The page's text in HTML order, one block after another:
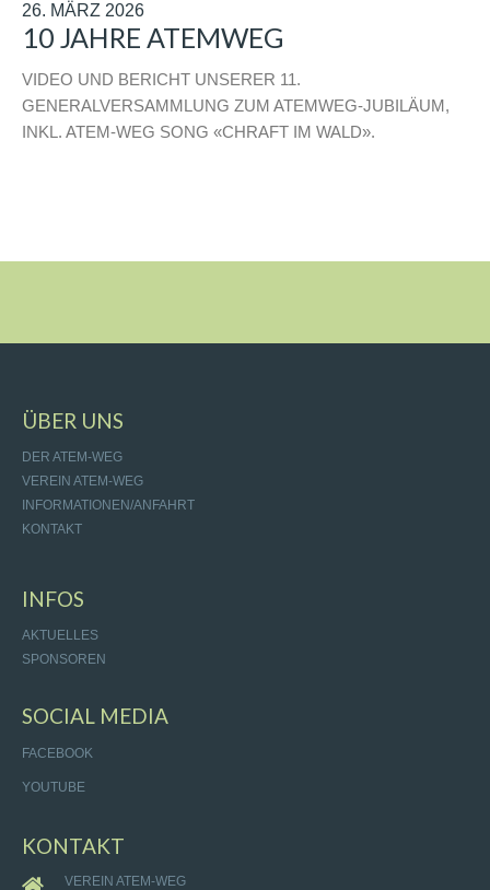
26. MÄRZ 2026
10 JAHRE ATEMWEG
VIDEO UND BERICHT UNSERER 11.
GENERALVERSAMMLUNG ZUM ATEMWEG-JUBILÄUM,
INKL. ATEM-WEG SONG «CHRAFT IM WALD».
ÜBER UNS
DER ATEM-WEG
VEREIN ATEM-WEG
INFORMATIONEN/ANFAHRT
KONTAKT
INFOS
AKTUELLES
SPONSOREN
SOCIAL MEDIA
FACEBOOK
YOUTUBE
KONTAKT
VEREIN ATEM-WEG